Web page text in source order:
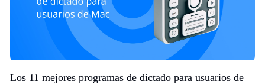
Los 11 mejores programas de dictado para usuarios de